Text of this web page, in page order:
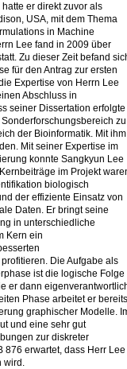
er direkt zuvor als
USA, mit dem Thema
in Machine
Lee fand in 2009 über
Zu dieser Zeit befand
für den Antrag zur ersten
Expertise von Herrn Lee
Abschluss in
seiner Dissertation erfolgte
zu
der Bioinformatik. Mit ihm
Mit seiner Expertise im
konnte Sangkyun Lee
im Projekt
biologisch
der effiziente Einsatz von
Daten. Er bringt seine
in unterschiedliche
Kern ein
Die Aufgabe als
ist die logische Folge
er dann
Phase arbeitet er
graphischer Modelle.
und eine sehr gut
zur diskreter
876 erwartet, dass Herr Lee